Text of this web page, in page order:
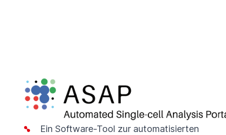
Ein Software-Tool zur automatisierten